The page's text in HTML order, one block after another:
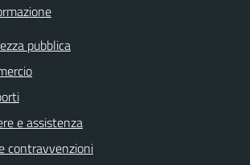
pubblica
e assistenza
contravvenzioni